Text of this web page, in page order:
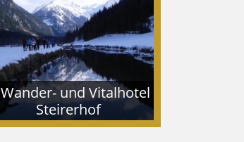
Wander- und Vitalhotel
Steirerhof